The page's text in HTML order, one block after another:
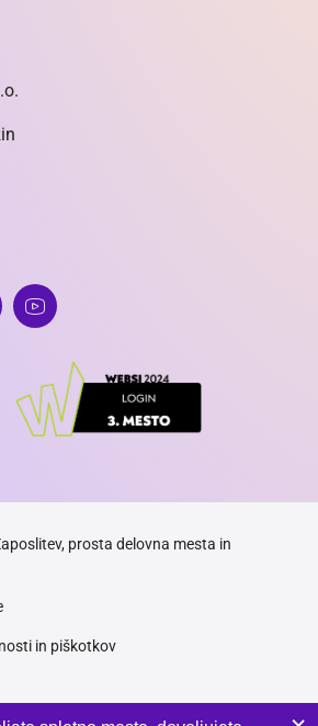
prosta delovna mesta in
in piškotkov